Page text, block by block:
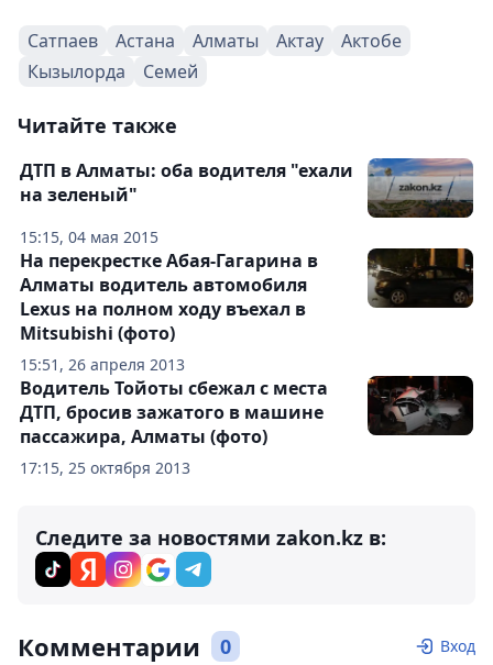
Сатпаев Астана Алматы Актау
Актобе
Кызылорда
Семей
Читайте также
15:15, 04 мая 2015
ДТП в Алматы: оба водителя "ехали
на зеленый"
15:51, 26 апреля 2013
На перекрестке Абая-Гагарина в
Алматы водитель автомобиля
Lexus на полном ходу въехал в
Mitsubishi (фото)
17:15, 25 октября 2013
Водитель Тойоты сбежал с места
ДТП, бросив зажатого в машине
пассажира, Алматы (фото)
Следите за новостями zakon.kz в:
Комментарии 0 Вход